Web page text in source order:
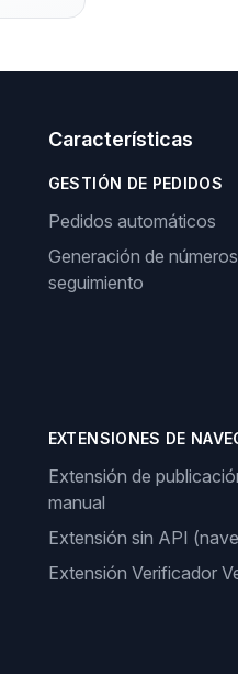
Características
GESTIÓN DE PEDIDOS
Pedidos automáticos
Generación de
seguimiento
EXTENSIONES DE
Extensión de
manual
Extensión sin API
Extensión Verificador